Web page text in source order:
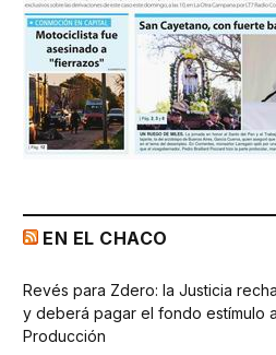
EN EL CHACO
Revés para Zdero: la Justicia
y deberá pagar el fondo estímulo
Producción